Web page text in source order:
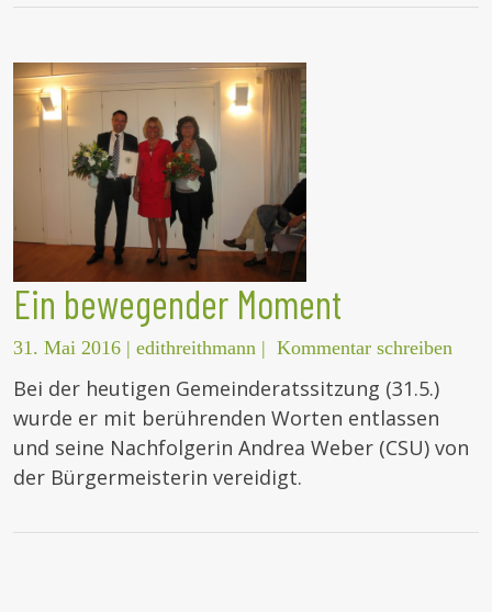
Ein bewegender Moment
31. Mai 2016 | edithreithmann | Kommentar schreiben
Bei der heutigen Gemeinderatssitzung (31.5.)
wurde er mit berührenden Worten entlassen
und seine Nachfolgerin Andrea Weber (CSU) von
der Bürgermeisterin vereidigt.